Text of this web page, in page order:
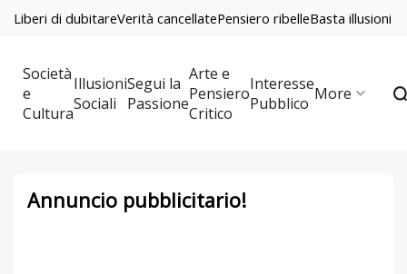
Liberi di dubitareVerità cancellatePensiero ribelleBasta illusioni
Società
e
Cultura
Illusioni
Sociali
Segui la
Passione
Arte e
Pensiero
Critico
Interesse
Pubblico More
Annuncio pubblicitario!